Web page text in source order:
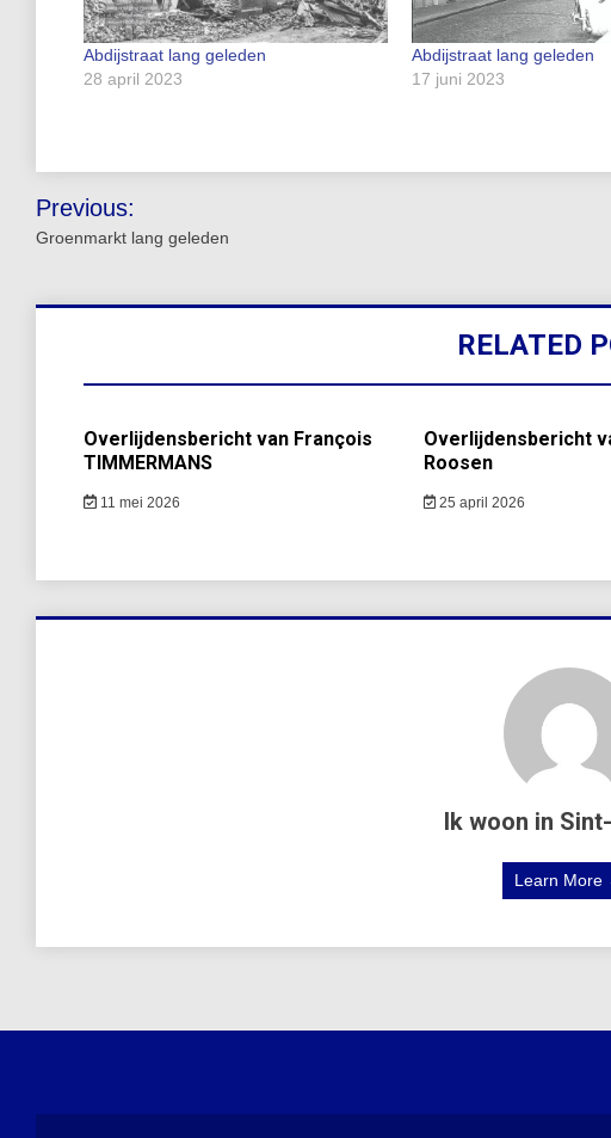
Abdijstraat lang geleden
28 april 2023
Abdijstraat lang geleden
17 juni 2023
Bericht
navigatie
Previous:
Groenmarkt lang geleden
RELATED
Overlijdensbericht van François
TIMMERMANS
11 mei 2026
Overlijdensbericht
Roosen
25 april 2026
Ik woon in
Learn More